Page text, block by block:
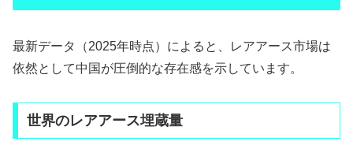
最新データ（2025年時点）によると、レアアース市場は
依然として中国が圧倒的な存在感を示しています。
世界のレアアース埋蔵量